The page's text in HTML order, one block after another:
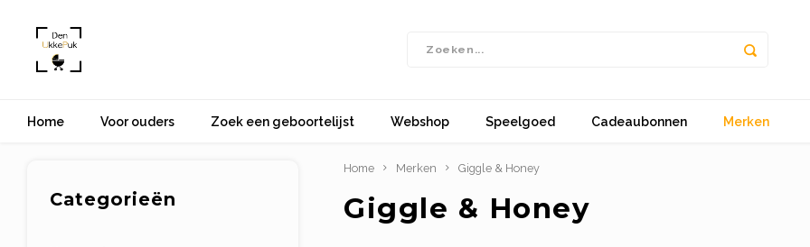
Home Voor ouders Zoek een geboortelijst Webshop Speelgoed Cadeaubonnen Merken
Categorieën
Home Merken Giggle & Honey
Giggle & Honey